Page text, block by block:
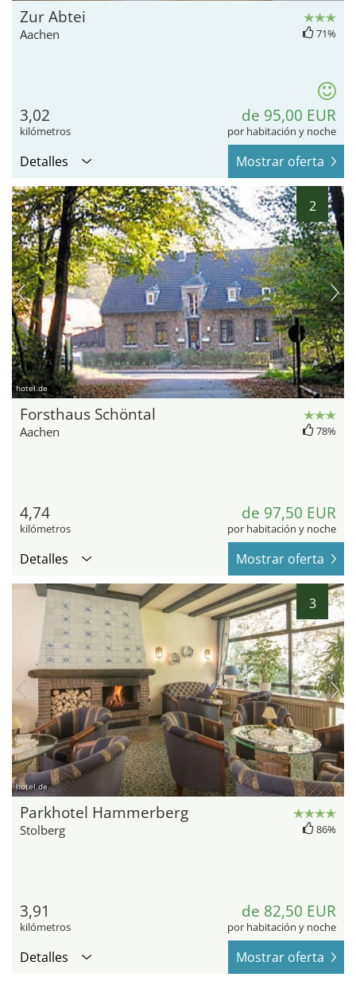
Zur Abtei
Aachen 71%
3,02
kilómetros
de 95,00 EUR
por habitación y noche
Detalles Mostrar oferta
2
hotel.de
Forsthaus Schöntal
Aachen 78%
4,74
kilómetros
de 97,50 EUR
por habitación y noche
Detalles Mostrar oferta
3
hotel.de
Parkhotel Hammerberg
Stolberg 86%
3,91
kilómetros
de 82,50 EUR
por habitación y noche
Detalles Mostrar oferta